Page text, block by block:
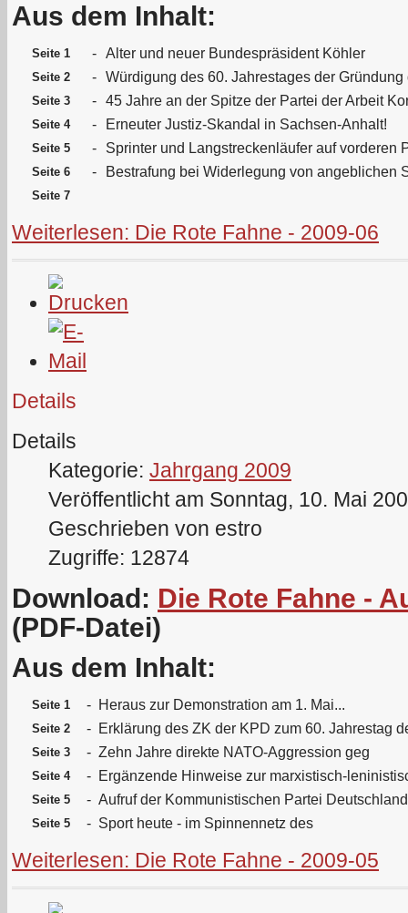
Aus dem Inhalt:
Seite 1 - Alter und neuer Bundespräsident Köhler
Seite 2 - Würdigung des 60. Jahrestages der Gründung
Seite 3 - 45 Jahre an der Spitze der Partei der Arbeit
Seite 4 - Erneuter Justiz-Skandal in Sachsen-Anhalt!
Seite 5 - Sprinter und Langstreckenläufer auf vorderen
Seite 6 - Bestrafung bei Widerlegung von angeblichen
Seite 7
Weiterlesen: Die Rote Fahne - 2009-06
Details
Details
Kategorie: Jahrgang 2009
Veröffentlicht am Sonntag, 10. Mai
Geschrieben von estro
Zugriffe: 12874
Download: Die Rote Fahne -
(PDF-Datei)
Aus dem Inhalt:
Seite 1 - Heraus zur Demonstration am 1. Mai...
Seite 2 - Erklärung des ZK der KPD zum 60. Jahrestag
Seite 3 - Zehn Jahre direkte NATO-Aggression geg
Seite 4 - Ergänzende Hinweise zur marxistisch-
Seite 5 - Aufruf der Kommunistischen Partei
Seite 5 - Sport heute - im Spinnennetz des
Weiterlesen: Die Rote Fahne - 2009-05